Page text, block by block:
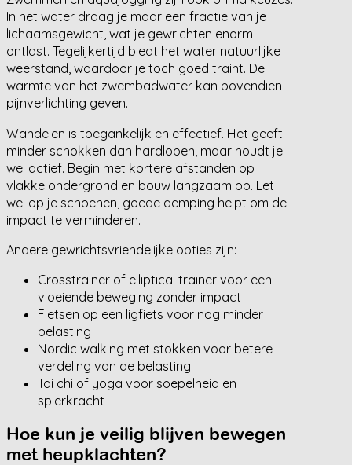
In het water draag je maar een fractie van je
lichaamsgewicht, wat je gewrichten enorm
ontlast. Tegelijkertijd biedt het water natuurlijke
weerstand, waardoor je toch goed traint. De
warmte van het zwembadwater kan bovendien
pijnverlichting geven.
Wandelen is toegankelijk en effectief. Het geeft
minder schokken dan hardlopen, maar houdt je
wel actief. Begin met kortere afstanden op
vlakke ondergrond en bouw langzaam op. Let
wel op je schoenen, goede demping helpt om de
impact te verminderen.
Andere gewrichtsvriendelijke opties zijn:
Crosstrainer of elliptical trainer voor een
vloeiende beweging zonder impact
Fietsen op een ligfiets voor nog minder
belasting
Nordic walking met stokken voor betere
verdeling van de belasting
Tai chi of yoga voor soepelheid en
spierkracht
Hoe kun je veilig blijven bewegen
met heupklachten?